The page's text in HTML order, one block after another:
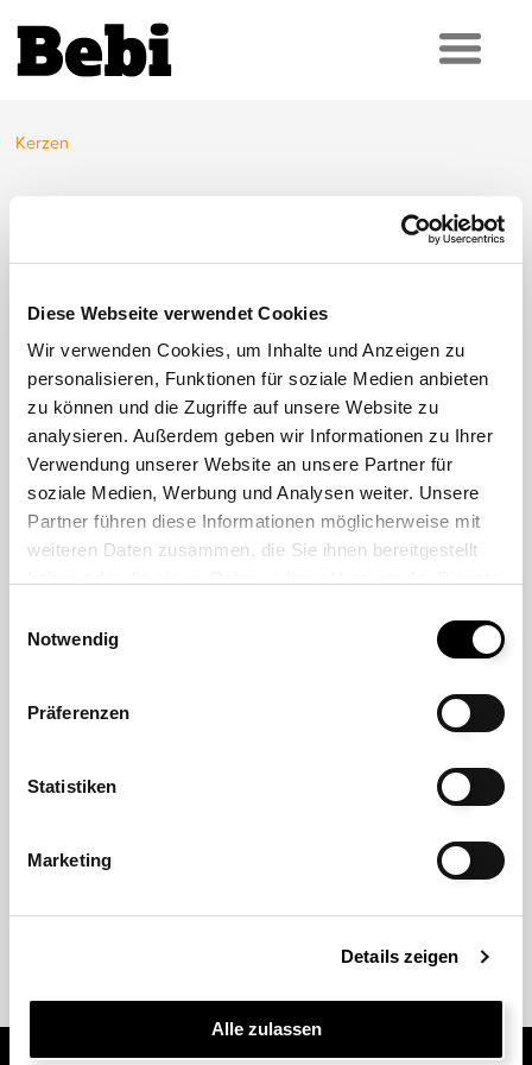
Diese Webseite verwendet Cookies
Wir verwenden Cookies, um Inhalte und Anzeigen zu
personalisieren, Funktionen für soziale Medien anbieten
zu können und die Zugriffe auf unsere Website zu
analysieren. Außerdem geben wir Informationen zu Ihrer
Verwendung unserer Website an unsere Partner für
soziale Medien, Werbung und Analysen weiter. Unsere
Partner führen diese Informationen möglicherweise mit
weiteren Daten zusammen, die Sie ihnen bereitgestellt
Notwendig
Präferenzen
Statistiken
Marketing
Details zeigen
Alle zulassen
Kerzen
Paket à 50 Stück
in diversen Farben
(gelb, rot, bordeaux, weiss, blau, champagne)
CHF 19.90
(exkl. MWST)